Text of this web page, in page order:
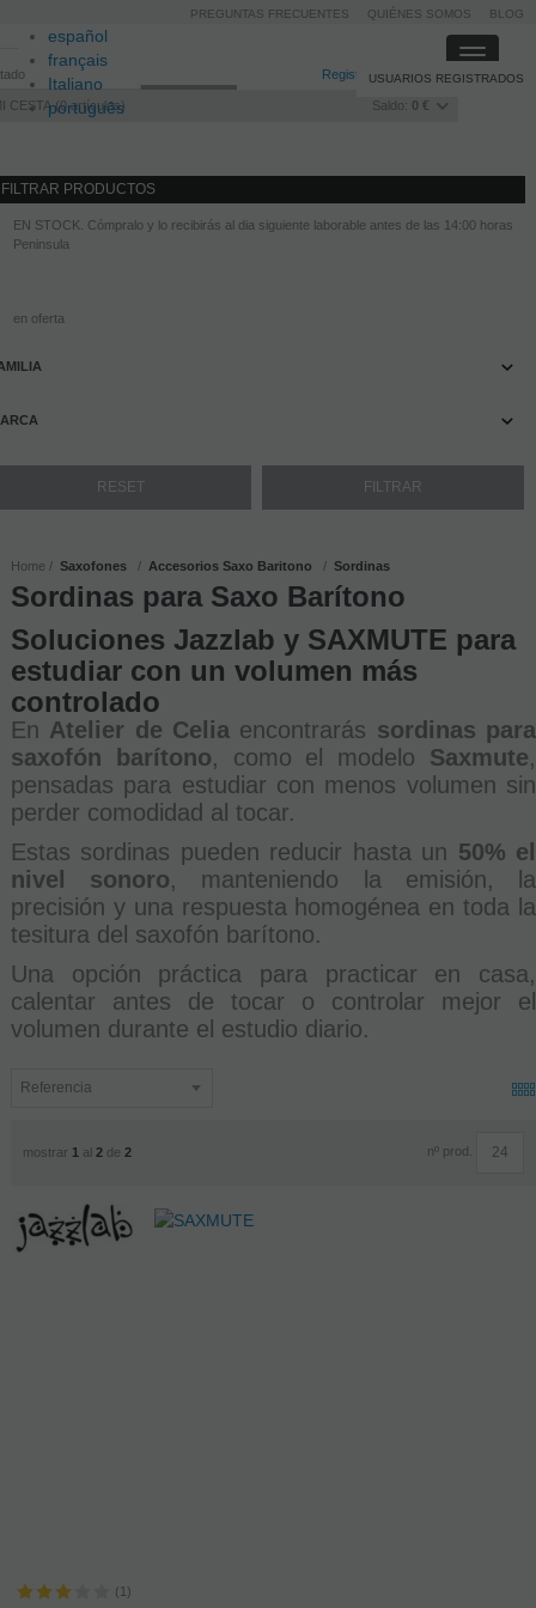
español
français
Italiano
português
Registro /Iniciar sesión
CESTA 0artículos Saldo: 0 €
USUARIOS REGISTRADOS
Toggle
FILTRAR PRODUCTOS
EN STOCK. Cómpralo y lo recibirás al dia siguiente laborable antes de las 14:00 horas
Peninsula
en oferta
Home Saxofones Accesorios Saxo Baritono Sordinas
Sordinas para Saxo Barítono
Soluciones Jazzlab y SAXMUTE para
estudiar con un volumen más
controlado
En Atelier de Celiaencontrarás sordinas para
saxofón barítono, como el modelo Saxmute,
pensadas para estudiar con menos volumen sin
perder comodidad al tocar.
Estas sordinas pueden reducir hasta un 50% el
nivel sonoro, manteniendo la emisión, la
precisión y una respuesta homogénea en toda la
tesitura del saxofón barítono.
Una opción práctica para practicar en casa,
calentar antes de tocar o controlar mejor el
volumen durante el estudio diario.
mostrar 1 al 2de 2 nº prod.
(1)
PREGUNTAS FRECUENTES QUIÉNES SOMOS BLOG